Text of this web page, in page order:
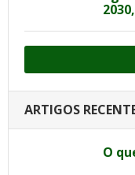
ARTIGOS
O